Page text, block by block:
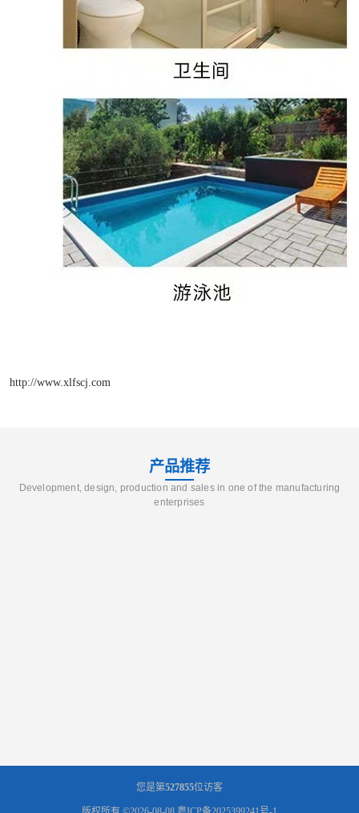
http://www.xlfscj.com
产品推荐
Development, design, production and sales in one of the manufacturing
enterprises
您是第527855位访客